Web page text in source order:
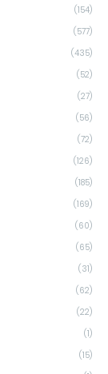
(154)
(577)
(435)
(52)
(27)
(56)
(72)
(126)
(185)
(169)
(60)
(65)
(31)
(62)
(22)
(1)
(15)